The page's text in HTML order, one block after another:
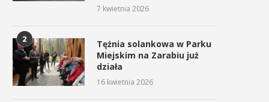
7 kwietnia 2026
2
Tężnia solankowa w Parku
Miejskim na Zarabiu już
działa
16 kwietnia 2026